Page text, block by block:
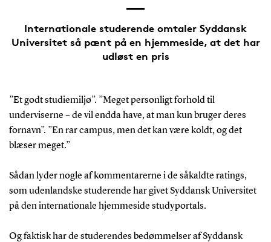
Internationale studerende omtaler Syddansk
Universitet så pænt på en hjemmeside, at det har
udløst en pris
”Et godt studiemiljø”. ”Meget personligt forhold til
underviserne – de vil endda have, at man kun bruger deres
fornavn”. ”En rar campus, men det kan være koldt, og det
blæser meget.”
Sådan lyder nogle af kommentarerne i de såkaldte ratings,
som udenlandske studerende har givet Syddansk Universitet
på den internationale hjemmeside studyportals.
Og faktisk har de studerendes bedømmelser af Syddansk